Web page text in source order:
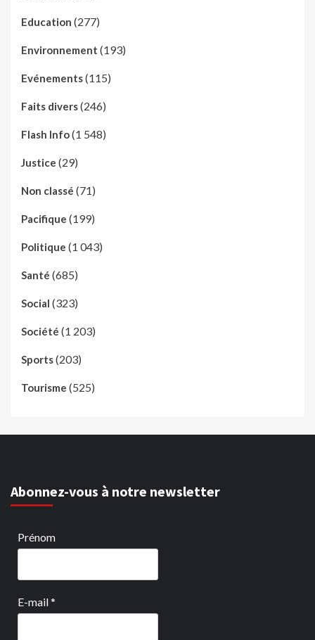
Education (277)
Environnement (193)
Evénements(115)
Faits divers(246)
Flash Info(1 548)
Justice (29)
Non classé (71)
Pacifique (199)
Politique (1 043)
Santé (685)
Social (323)
Société (1 203)
Sports(203)
Tourisme (525)
Abonnez-vous à notre newsletter
Prénom
E-mail*